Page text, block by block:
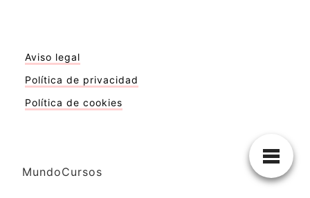
Aviso legal
Política de privacidad
Política de cookies
MundoCursos